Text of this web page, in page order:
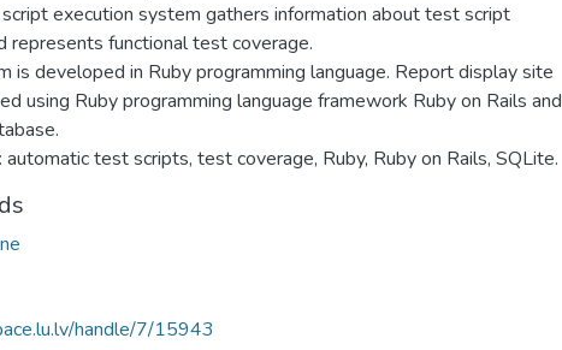
execution system gathers information about test script
represents functional test coverage.
is developed in Ruby programming language. Report display site
using Ruby programming language framework Ruby on Rails and
automatic test scripts, test coverage, Ruby, Ruby on Rails, SQLite.
handle/7/15943